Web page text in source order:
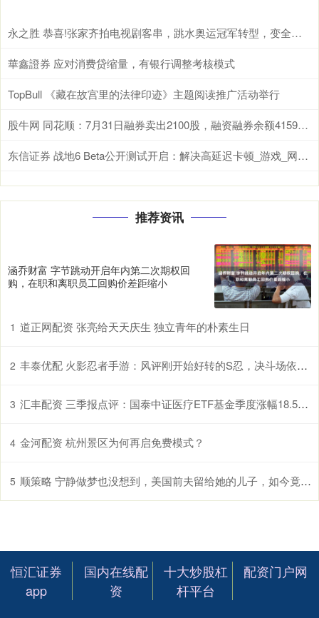
永之胜 恭喜!张家齐拍电视剧客串，跳水奥运冠军转型，变全红婵哥哥搭档
華鑫證券 应对消费贷缩量，有银行调整考核模式
TopBull 《藏在故宫里的法律印迹》主题阅读推广活动举行
股牛网 同花顺：7月31日融券卖出2100股，融资融券余额4159亿元
东信证券 战地6 Beta公开测试开启：解决高延迟卡顿_游戏_网络_玩家
推荐资讯
涵乔财富 字节跳动开启年内第二次期权回
购，在职和离职员工回购价差距缩小
1 道正网配资 张亮给天天庆生 独立青年的朴素生日
2 丰泰优配 火影忍者手游：风评刚开始好转的S忍，决斗场依旧查无此人？
3 汇丰配资 三季报点评：国泰中证医疗ETF基金季度涨幅18.53%
4 金河配资 杭州景区为何再启免费模式？
5 顺策略 宁静做梦也没想到，美国前夫留给她的儿子，如今竟成她唯一的依靠
恒汇证券
app
国内在线配
资
十大炒股杠
杆平台
配资门户网